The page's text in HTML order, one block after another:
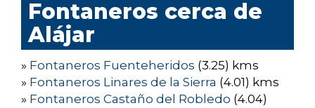
Fontaneros cerca de
Alájar
» Fontaneros Fuenteheridos (3.25) kms
» Fontaneros Linares de la Sierra (4.01) kms
» Fontaneros Castaño del Robledo (4.04)